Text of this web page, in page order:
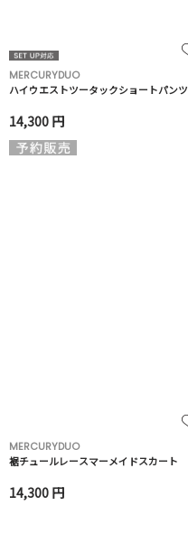
MERCURYDUO
ハイウエストツータックショートパンツ
14,300 円
MERCURYDUO
裾チュールレースマーメイドスカート
14,300 円